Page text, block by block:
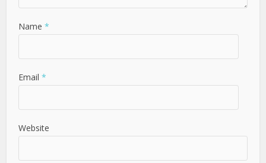
Name *
Email *
Website